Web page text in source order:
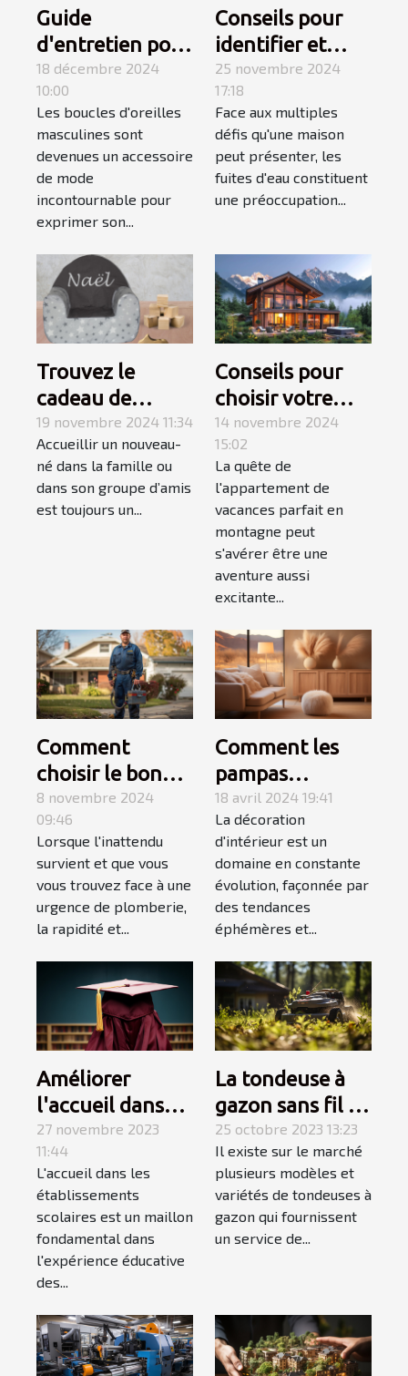
Guide
d'entretien pour
boucles
d'oreilles
masculines
18 décembre 2024
10:00
Les boucles d'oreilles
masculines sont
devenues un accessoire
de mode
incontournable pour
exprimer son...
Conseils pour
identifier et
réparer les
fuites d'eau
chez soi
25 novembre 2024
17:18
Face aux multiples
défis qu'une maison
peut présenter, les
fuites d'eau constituent
une préoccupation...
Trouvez le
cadeau de
naissance
parfait avec les
produits
personnalisés de
19 novembre 2024 11:34
Accueillir un nouveau-
né dans la famille ou
dans son groupe d’amis
est toujours un...
Conseils pour
choisir votre
appartement de
vacances en
montagne
14 novembre 2024
15:02
La quête de
l'appartement de
vacances parfait en
montagne peut
s'avérer être une
aventure aussi
excitante...
Comment
choisir le bon
service de
dépannage en
plomberie
d'urgence
8 novembre 2024
09:46
Lorsque l'inattendu
survient et que vous
vous trouvez face à une
urgence de plomberie,
la rapidité et...
Comment les
pampas
influencent les
tendances en
décoration
d'intérieur en
2023
18 avril 2024 19:41
La décoration
d'intérieur est un
domaine en constante
évolution, façonnée par
des tendances
éphémères et...
Améliorer
l'accueil dans
les
établissements
scolaires
27 novembre 2023
11:44
L'accueil dans les
établissements
scolaires est un maillon
fondamental dans
l'expérience éducative
des...
La tondeuse à
gazon sans fil :
allons à sa
découverte
25 octobre 2023 13:23
Il existe sur le marché
plusieurs modèles et
variétés de tondeuses à
gazon qui fournissent
un service de...